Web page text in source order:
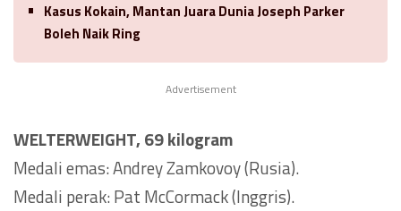
Kasus Kokain, Mantan Juara Dunia Joseph Parker
Boleh Naik Ring
Advertisement
WELTERWEIGHT, 69 kilogram
Medali emas: Andrey Zamkovoy (Rusia).
Medali perak: Pat McCormack (Inggris).